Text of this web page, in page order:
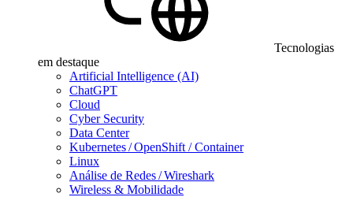
Tecnologias
em destaque
Artificial Intelligence (AI)
ChatGPT
Cloud
Cyber Security
Data Center
Kubernetes / OpenShift / Container
Linux
Análise de Redes / Wireshark
Wireless & Mobilidade